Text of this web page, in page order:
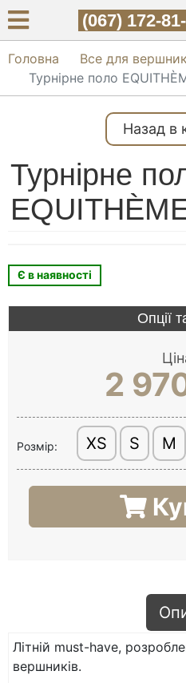
(067) 172-
Головна
Все для
Турнірне поло
Назад в
Турнірне
Є в наявності
Опції
2
Розмір: XS S M
Літній must-have,
вершників.